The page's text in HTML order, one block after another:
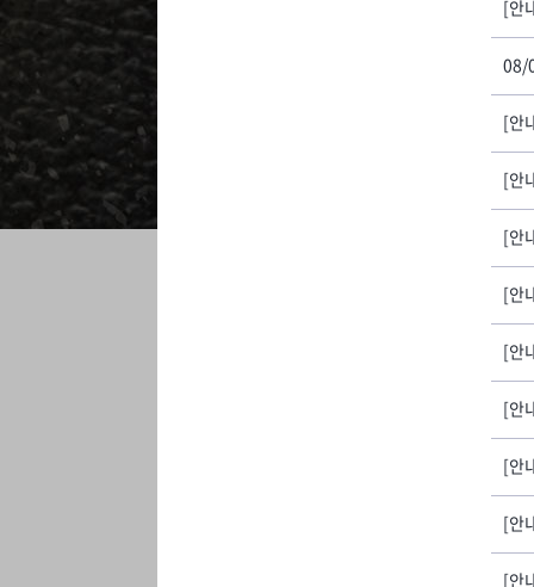
[안
08/
[안
[안
[안
[안
[안
[안
[안
[안
[안